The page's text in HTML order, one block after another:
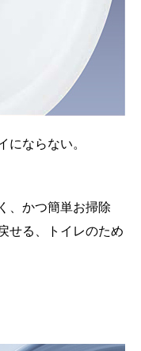
ならない。
、かつ簡単お掃除
せる、トイレのため